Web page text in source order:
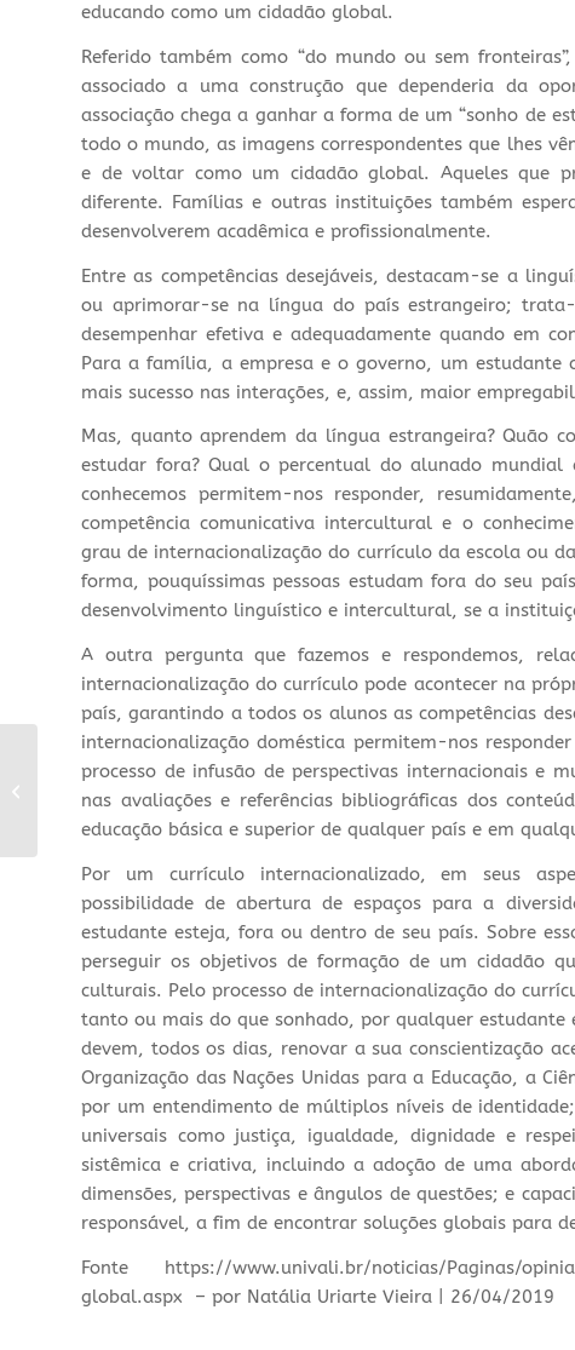
educando como um cidadão global.
Referido também como “do mundo ou sem
associado a uma construção que dependeria da
associação chega a ganhar a forma de um “sonho de
todo o mundo, as imagens correspondentes que lhes
e de voltar como um cidadão global. Aqueles que
diferente. Famílias e outras instituições também
desenvolverem acadêmica e profissionalmente.
Entre as competências desejáveis, destacam-se a
ou aprimorar-se na língua do país estrangeiro;
desempenhar efetiva e adequadamente quando em
Para a família, a empresa e o governo, um
mais sucesso nas interações, e, assim, maior
Mas, quanto aprendem da língua estrangeira? Quão
estudar fora? Qual o percentual do alunado mundial
conhecemos permitem-nos responder,
competência comunicativa intercultural e o
grau de internacionalização do currículo da escola ou
forma, pouquíssimas pessoas estudam fora do seu
desenvolvimento linguístico e intercultural, se a
A outra pergunta que fazemos e respondemos,
internacionalização do currículo pode acontecer na
país, garantindo a todos os alunos as competências
internacionalização doméstica permitem-nos
processo de infusão de perspectivas internacionais e
nas avaliações e referências bibliográficas dos
educação básica e superior de qualquer país e em
Por um currículo internacionalizado, em seus
possibilidade de abertura de espaços para a
estudante esteja, fora ou dentro de seu país. Sobre
perseguir os objetivos de formação de um cidadão
culturais. Pelo processo de internacionalização do
tanto ou mais do que sonhado, por qualquer estudante
devem, todos os dias, renovar a sua conscientização
Organização das Nações Unidas para a Educação, a
por um entendimento de múltiplos níveis de
universais como justiça, igualdade, dignidade e
sistêmica e criativa, incluindo a adoção de uma
dimensões, perspectivas e ângulos de questões; e
responsável, a fim de encontrar soluções globais para
Fonte https://www.univali.br/noticias/Paginas/
global.aspx – por Natália Uriarte Vieira | 26/04/2019
Competência Global
reúne grandes nomes
da educação